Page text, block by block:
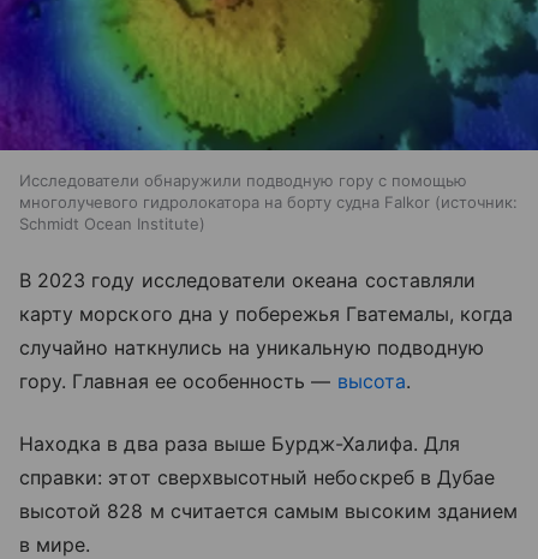
Исследователи обнаружили подводную гору с помощью
многолучевого гидролокатора на борту судна Falkor
источник:
Schmidt Ocean Institute
В 2023 году исследователи океана составляли
карту морского дна у побережья Гватемалы, когда
случайно наткнулись на уникальную подводную
гору. Главная ее особенность — высота.
Находка в два раза выше Бурдж-Халифа. Для
справки: этот сверхвысотный небоскреб в Дубае
высотой 828 м считается самым высоким зданием
в мире.